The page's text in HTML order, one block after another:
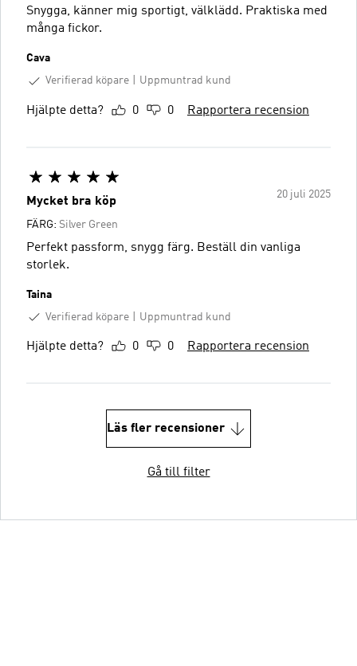
Snygga, känner mig sportigt, välklädd. Praktiska med
många fickor.
Cava
Verifierad köpare
Uppmuntrad kund
Hjälpte detta? 0 0 Rapportera recension
20 juli 2025
Mycket bra köp
FÄRG: Silver Green
Perfekt passform, snygg färg. Beställ din vanliga
storlek.
Taina
Verifierad köpare
Uppmuntrad kund
Hjälpte detta? 0 0 Rapportera recension
Läs fler recensioner
Gå till filter